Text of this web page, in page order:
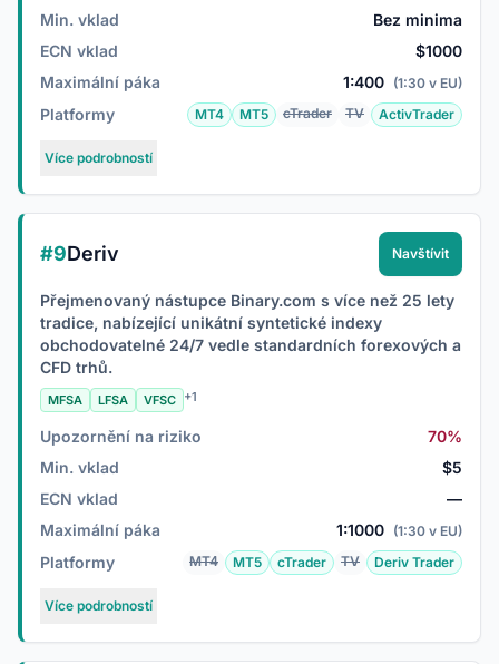
Min. vklad
Bez minima
ECN vklad
$1000
Maximální páka
1:400 (1:30 v EU)
Platformy MT4 MT5 cTrader TV ActivTrader
Více podrobností
#9Deriv Navštívit
Přejmenovaný nástupce Binary.com s více než 25 lety
tradice, nabízející unikátní syntetické indexy
obchodovatelné 24/7 vedle standardních forexových a
CFD trhů.
MFSA LFSA VFSC +1
Upozornění na riziko
70%
Min. vklad
$5
ECN vklad
—
Maximální páka
1:1000 (1:30 v EU)
Platformy MT4 MT5 cTrader TV Deriv Trader
Více podrobností